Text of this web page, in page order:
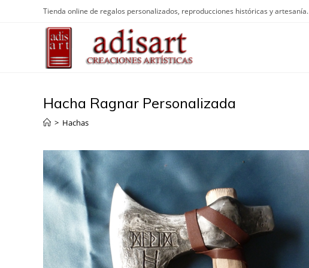
Tienda online de regalos personalizados, reproducciones históricas y artesanía.
Hacha Ragnar Personalizada
> Hachas